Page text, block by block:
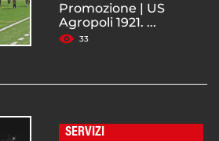
Promozione | US
Agropoli 1921. ...
33
SERVIZI